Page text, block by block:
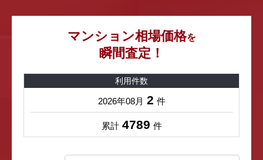
マンション相場価格を
瞬間査定！
利用件数
2026年08月 2 件
累計 4789 件